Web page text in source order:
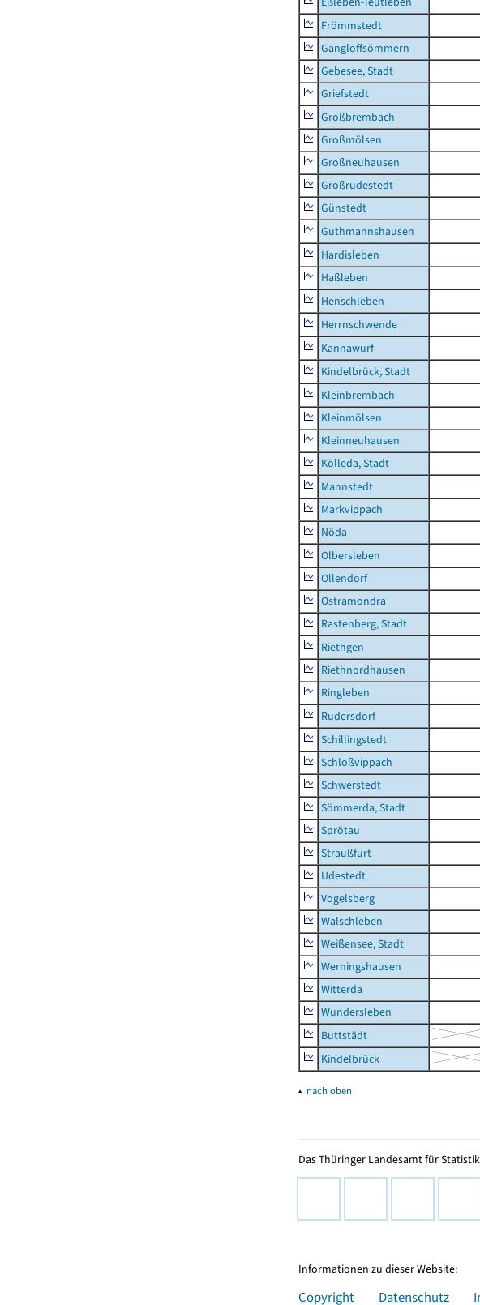
Frömmstedt
Gangloffsömmern
Gebesee, Stadt
Griefstedt
Großbrembach
Großmölsen
Großneuhausen
Großrudestedt
Günstedt
Guthmannshausen
Hardisleben
Haßleben
Henschleben
Herrnschwende
Kannawurf
Kindelbrück, Stadt
Kleinbrembach
Kleinmölsen
Kleinneuhausen
Kölleda, Stadt
Mannstedt
Markvippach
Nöda
Olbersleben
Ollendorf
Ostramondra
Rastenberg, Stadt
Riethgen
Riethnordhausen
Ringleben
Rudersdorf
Schillingstedt
Schloßvippach
Schwerstedt
Sömmerda, Stadt
Sprötau
Straußfurt
Udestedt
Vogelsberg
Walschleben
Weißensee, Stadt
Werningshausen
Witterda
Wundersleben
Buttstädt
Kindelbrück
▴ nach oben
Das Thüringer Landesamt für
Informationen zu dieser Website:
Copyright Datenschutz